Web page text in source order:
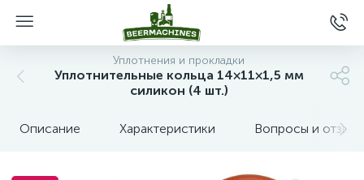
Уплотнения и прокладки
Уплотнительные кольца 14×11×1,5 мм
силикон (4 шт.)
Описание Характеристики Вопросы и отзывы